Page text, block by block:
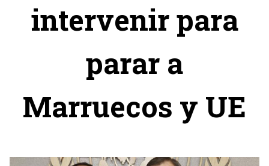
intervenir para
parar a
Marruecos y UE